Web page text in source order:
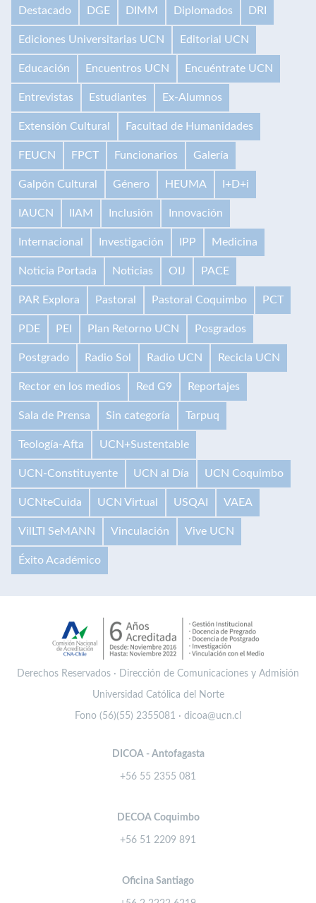
Destacado DGE DIMM Diplomados DRI
Ediciones Universitarias UCN Editorial UCN
Educación Encuentros UCN Encuéntrate UCN
Entrevistas Estudiantes Ex-Alumnos
Extensión Cultural Facultad de Humanidades
FEUCN FPCT Funcionarios Galería
Galpón Cultural Género HEUMA I+D+i
IAUCN IIAM Inclusión Innovación
Internacional Investigación IPP Medicina
Noticia Portada Noticias OIJ PACE
PAR Explora Pastoral Pastoral Coquimbo PCT
PDE PEI Plan Retorno UCN Posgrados
Postgrado Radio Sol Radio UCN Recicla UCN
Rector en los medios Red G9 Reportajes
Sala de Prensa Sin categoría Tarpuq
Teología-Afta UCN+Sustentable
UCN-Constituyente UCN al Día UCN Coquimbo
UCNteCuida UCN Virtual USQAI VAEA
VilLTI SeMANN Vinculación Vive UCN
Éxito Académico
Derechos Reservados · Dirección de Comunicaciones y Admisión
Universidad Católica del Norte
Fono (56)(55) 2355081 · dicoa@ucn.cl
DICOA - Antofagasta
+56 55 2355 081
DECOA Coquimbo
+56 51 2209 891
Oficina Santiago